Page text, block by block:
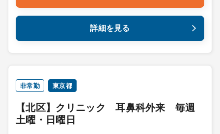
詳細を見る
非常勤 東京都
【北区】クリニック 耳鼻科外来 毎週
土曜・日曜日